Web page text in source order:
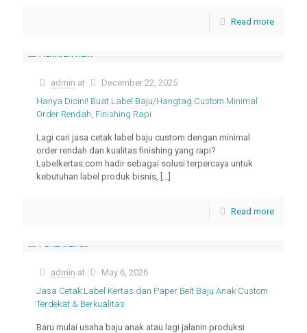
Read more
admin at
December 22, 2025
Hanya Disini! Buat Label Baju/Hangtag Custom Minimal
Order Rendah, Finishing Rapi
Lagi cari jasa cetak label baju custom dengan minimal
order rendah dan kualitas finishing yang rapi?
Labelkertas.com hadir sebagai solusi terpercaya untuk
kebutuhan label produk bisnis, […]
Read more
admin at
May 6, 2026
Jasa Cetak Label Kertas dan Paper Belt Baju Anak Custom
Terdekat & Berkualitas
Baru mulai usaha baju anak atau lagi jalanin produksi